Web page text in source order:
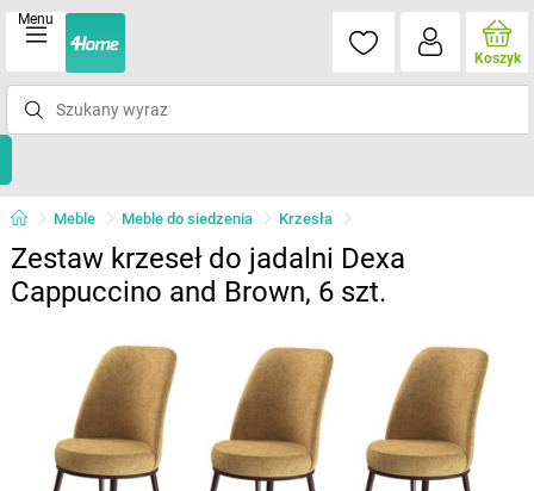
Menu
Koszyk
Meble Meble do siedzenia Krzesła
Zestaw krzeseł do jadalni Dexa
Cappuccino and Brown, 6 szt.